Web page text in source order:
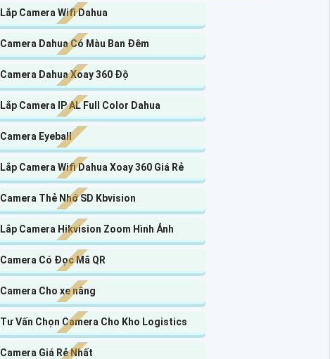
Lắp Camera Wifi Dahua
Camera Dahua Có Màu Ban Đêm
Camera Dahua Xoay 360 Độ
Lắp Camera IP AL Full Color Dahua
Camera Eyeball
Lắp Camera Wifi Dahua Xoay 360 Giá Rẻ
Camera Thẻ Nhớ SD Kbvision
Lắp Camera Hikvision Zoom Hình Ảnh
Camera Có Đọc Mã QR
Camera Cho xe nâng
Tư Vấn Chọn Camera Cho Kho Logistics
Camera Giá Rẻ Nhất